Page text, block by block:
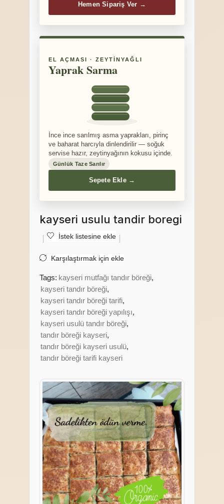
Hemen Sipariş Ver →
EL AÇMASI · ZEYTINYAĞLI
Yaprak Sarma
İnce ince sarılmış asma yaprakları, pirinç
ve baharat harcıyla dinlendirilir — soğuk
servise hazır, zeytinyağının kokusu içinde.
Günlük Taze Sarılır
Sepete Ekle →
kayseri usulu tandir boregi
İstek listesine ekle
Karşılaştırmak için ekle
Tags: kayseri mutfağı tandır böreği,
kayseri tandır böreği,
kayseri tandır böreği tarifi,
kayseri tandır böreği yapılışı,
kayseri usulü tandır böreği,
tandır böreği kayseri,
tandır böreği kayseri usulü,
tandır böreği tarifi kayseri